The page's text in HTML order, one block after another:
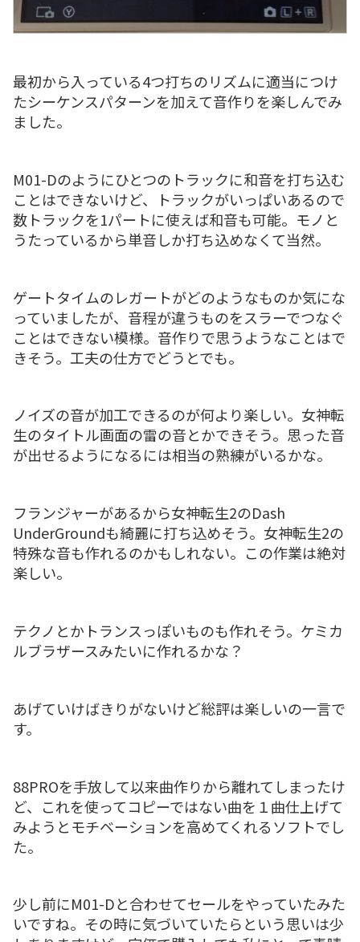
最初から入っている4つ打ちのリズムに適当につけ
たシーケンスパターンを加えて音作りを楽しんでみ
ました。
M01-Dのようにひとつのトラックに和音を打ち込む
ことはできないけど、トラックがいっぱいあるので
数トラックを1パートに使えば和音も可能。モノと
うたっているから単音しか打ち込めなくて当然。
ゲートタイムのレガートがどのようなものか気にな
っていましたが、音程が違うものをスラーでつなぐ
ことはできない模様。音作りで思うようなことはで
きそう。工夫の仕方でどうとでも。
ノイズの音が加工できるのが何より楽しい。女神転
生のタイトル画面の雷の音とかできそう。思った音
が出せるようになるには相当の熟練がいるかな。
フランジャーがあるから女神転生2のDash
UnderGroundも綺麗に打ち込めそう。女神転生2の
特殊な音も作れるのかもしれない。この作業は絶対
楽しい。
テクノとかトランスっぽいものも作れそう。ケミカ
ルブラザースみたいに作れるかな？
あげていけばきりがないけど総評は楽しいの一言で
す。
88PROを手放して以来曲作りから離れてしまったけ
ど、これを使ってコピーではない曲を１曲仕上げて
みようとモチベーションを高めてくれるソフトでし
た。
少し前にM01-Dと合わせてセールをやっていたみた
いですね。その時に気づいていたらという思いは少